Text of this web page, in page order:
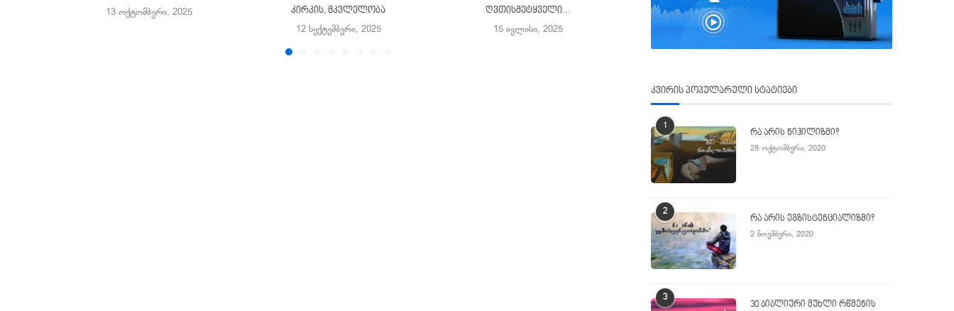
13 ოქტომბერი, 2025
კირკის, მკვლელობა
12 სექტემბერი, 2025
ღვთისმეტყველი...
15 ივლისი, 2025
2 ივლისი, 2025 7 თებერვალი, 2024
კვირის პოპულარული სტატიები
1
რა არის ნიჰილიზმი?
28 ოქტომბერი, 2020
2
რა არის ეგზისტენციალიზმი?
2 ნოემბერი, 2020
3
30 ბიბლიური მუხლი რწმენის